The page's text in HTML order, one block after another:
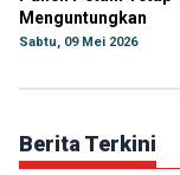
Menguntungkan
Sabtu, 09 Mei 2026
Berita Terkini